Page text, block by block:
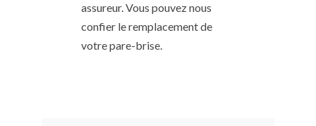
assureur. Vous pouvez nous
confier le remplacement de
votre pare-brise.